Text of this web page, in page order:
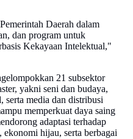
Daerah dalam
dan program untuk
Kekayaan Intelektual,"
21 subsektor
yakni seni dan budaya,
serta media dan distribusi
memperkuat daya saing
adaptasi terhadap
hijau, serta berbagai